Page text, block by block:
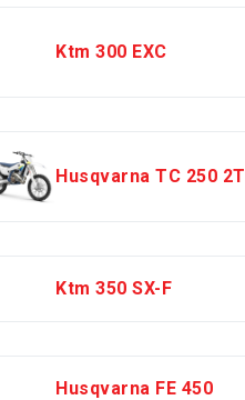
Ktm 300 EXC
Husqvarna TC 250 2T
Ktm 350 SX-F
Husqvarna FE 450